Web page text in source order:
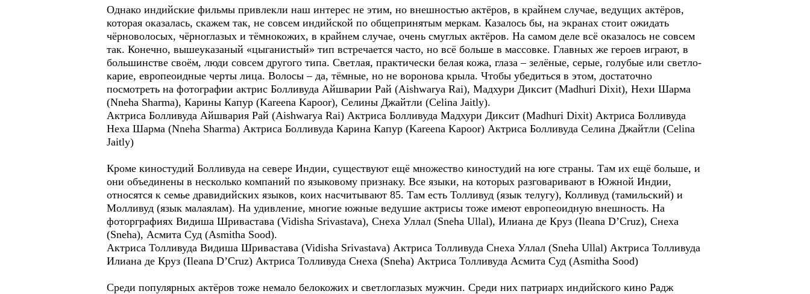
Однако индийские фильмы привлекли наш интерес не этим, но внешностью актёров, в крайнем случае, ведущих актёров,
которая оказалась, скажем так, не совсем индийской по общепринятым меркам. Казалось бы, на экранах стоит ожидать
чёрноволосых, чёрноглазых и тёмнокожих, в крайнем случае, очень смуглых актёров. На самом деле всё оказалось не совсем
так. Конечно, вышеуказаный «цыганистый» тип встречается часто, но всё больше в массовке. Главных же героев играют, в
большинстве своём, люди совсем другого типа. Светлая, практически белая кожа, глаза – зелёные, серые, голубые или светло-
карие, европеоидные черты лица. Волосы – да, тёмные, но не воронова крыла. Чтобы убедиться в этом, достаточно
посмотреть на фотографии актрис Болливуда Айшварии Рай (Aishwarya Rai), Мадхури Диксит (Madhuri Dixit), Нехи Шарма
(Nneha Sharma), Карины Капур (Kareena Kapoor), Селины Джайтли (Celina Jaitly).
Актриса Болливуда Айшвария Рай (Aishwarya Rai) Актриса Болливуда Мадхури Диксит (Madhuri Dixit) Актриса Болливуда
Неха Шарма (Nneha Sharma) Актриса Болливуда Карина Капур (Kareena Kapoor) Актриса Болливуда Селина Джайтли (Celina
Jaitly)
Кроме киностудий Болливуда на севере Индии, существуют ещё множество киностудий на юге страны. Там их ещё больше, и
они объединены в несколько компаний по языковому признаку. Все языки, на которых разговаривают в Южной Индии,
относятся к семье дравидийских языков, коих насчитывают 85. Там есть Толливуд (язык телугу), Колливуд (тамильский) и
Молливуд (язык малаялам). На удивление, многие южные ведушие актрисы тоже имеют европеоидную внешность. На
фоторграфиях Видиша Шривастава (Vidisha Srivastava), Снеха Уллал (Sneha Ullal), Илиана де Круз (Ileana D’Cruz), Снеха
(Sneha), Асмита Суд (Asmitha Sood).
Актриса Толливуда Видиша Шривастава (Vidisha Srivastava) Актриса Толливуда Снеха Уллал (Sneha Ullal) Актриса Толливуда
Илиана де Круз (Ileana D’Cruz) Актриса Толливуда Снеха (Sneha) Актриса Толливуда Асмита Суд (Asmitha Sood)
Среди популярных актёров тоже немало белокожих и светлоглазых мужчин. Среди них патриарх индийского кино Радж